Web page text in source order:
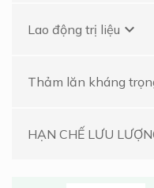
Lao động trị liệu keyboard_arrow_down
Thảm lăn kháng
HẠN CHẾ LƯU